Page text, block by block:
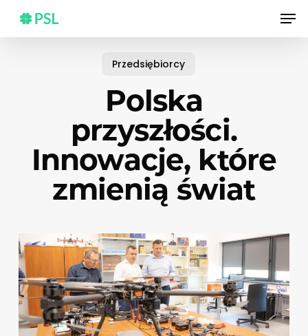
main
Przedsiębiorcy
Polska
przyszłości.
Innowacje, które
zmienią świat